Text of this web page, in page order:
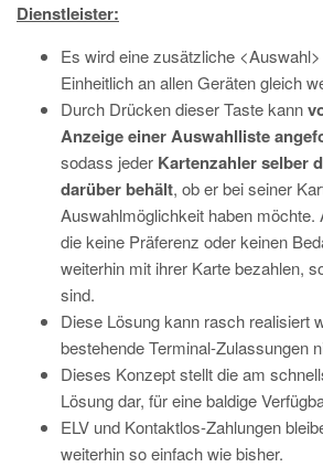
Dienstleister:
Es wird eine zusätzliche
Einheitlich an allen Geräten gleich
Durch Drücken dieser Taste kann
Anzeige einer Auswahlliste
sodass jeder Kartenzahlerselber
darüber behält, ob er bei seiner
Auswahlmöglichkeit haben möchte.
die keine Präferenz oder keinen
weiterhin mit ihrer Karte bezahlen,
sind.
Diese Lösung kann rasch realisiert
bestehende Terminal-Zulassungen
Dieses Konzept stellt die am
Lösung dar, für eine baldige
ELV und Kontaktlos-Zahlungen
weiterhin so einfach wie bisher.